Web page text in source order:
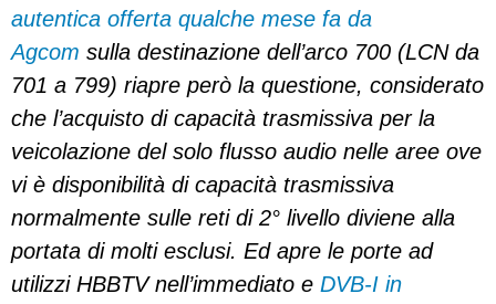
autentica offerta qualche mese fa da
Agcom sulla destinazione dell’arco 700 (LCN da
701 a 799) riapre però la questione, considerato
che l’acquisto di capacità trasmissiva per la
veicolazione del solo flusso audio nelle aree ove
vi è disponibilità di capacità trasmissiva
normalmente sulle reti di 2° livello diviene alla
portata di molti esclusi. Ed apre le porte ad
utilizzi HBBTV nell’immediato e DVB-I in